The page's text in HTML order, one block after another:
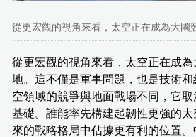
從更宏觀的視角來看，太空正在成為大國
從更宏觀的視角來看，太空正在成
地。這不僅是軍事問題，也是技術
空領域的競爭與地面戰場不同，它
基礎。誰能率先構建起韌性更強的
來的戰略格局中佔據更有利的位置